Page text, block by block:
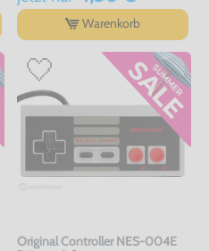
Warenkorb
Original Controller NES-004E